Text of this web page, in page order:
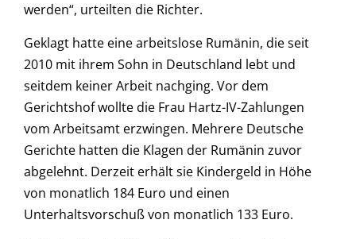
werden“, urteilten die Richter.
Geklagt hatte eine arbeitslose Rumänin, die seit
2010 mit ihrem Sohn in Deutschland lebt und
seitdem keiner Arbeit nachging. Vor dem
Gerichtshof wollte die Frau Hartz-IV-Zahlungen
vom Arbeitsamt erzwingen. Mehrere Deutsche
Gerichte hatten die Klagen der Rumänin zuvor
abgelehnt. Derzeit erhält sie Kindergeld in Höhe
von monatlich 184 Euro und einen
Unterhaltsvorschuß von monatlich 133 Euro.